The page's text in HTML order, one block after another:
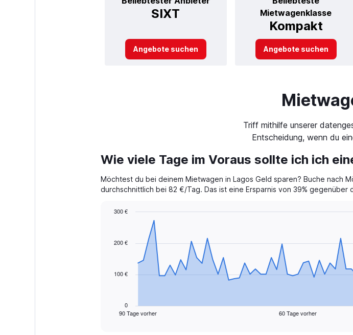
SIXT
Mietwagenklasse
Kompakt
Angebote suchen Angebote suchen
Triff mithilfe unserer
Entscheidung, wenn du
Wie viele Tage im Voraus sollte ich ich
Möchtest du bei deinem Mietwagen in Lagos Geld sparen? Buche nach
durchschnittlich bei 82 €/Tag. Das ist eine Ersparnis von 39% gegenüber
data
The
90 Tage vorher 60 Tage vorher
0
100 €
200 €
300 €
End